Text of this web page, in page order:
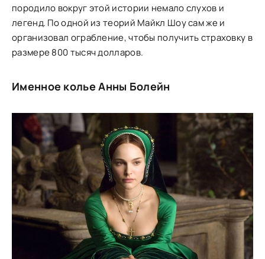
породило вокруг этой истории немало слухов и
легенд. По одной из теорий Майкл Шоу сам же и
организовал ограбление, чтобы получить страховку в
размере 800 тысяч долларов.
Именное колье Анны Болейн